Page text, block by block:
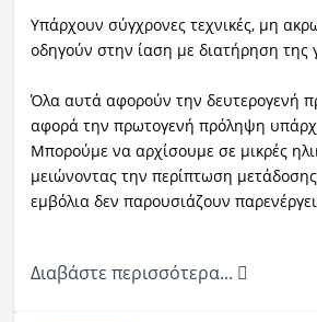
Υπάρχουν σύγχρονες τεχνικές, μη
οδηγούν στην ίαση με διατήρηση της
Όλα αυτά αφορούν την δευτερογενή
αφορά την πρωτογενή πρόληψη
Μπορούμε να αρχίσουμε σε μικρές
μειώνοντας την περίπτωση
εμβόλια δεν παρουσιάζουν
Διαβάστε περισσότερα...